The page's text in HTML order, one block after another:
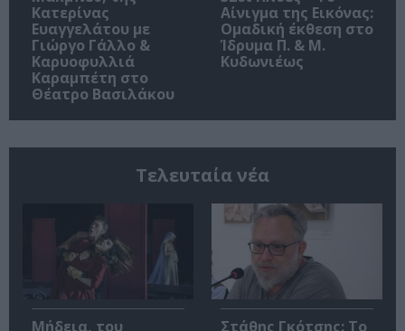
Κατερίνας
Ευαγγελάτου με
Γιώργο Γάλλο &
Καρυοφυλλιά
Καραμπέτη στο
Θέατρο Βασιλάκου
Αίνιγμα της Εικόνας:
Ομαδική έκθεση στο
Ίδρυμα Π. & Μ.
Κυδωνιέως
Τελευταία νέα
Μήδεια, του
Στάθης Γκότσης: Το